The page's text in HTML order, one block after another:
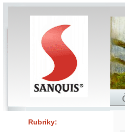
Rubriky: